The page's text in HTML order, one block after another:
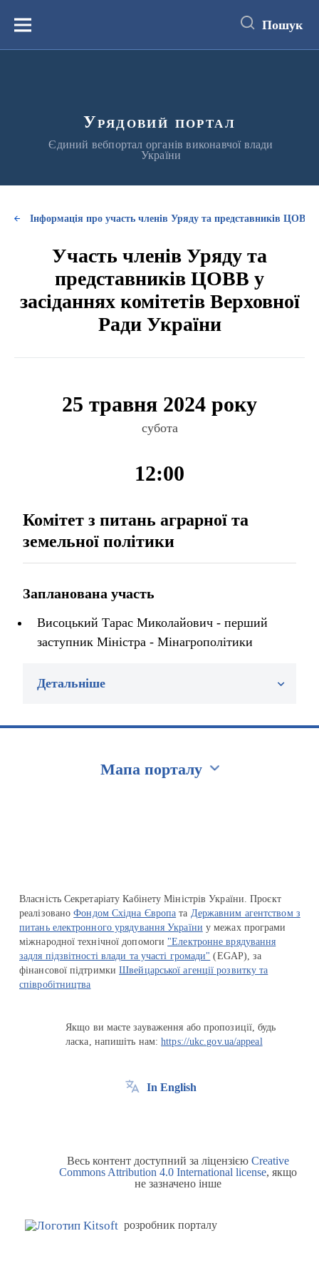
вмістуМеню Пошук
Урядовий портал
Єдиний вебпортал органів виконавчої влади
України
Інформація про участь членів Уряду та представників ЦОВВ
Участь членів Уряду та
представників ЦОВВ у
засіданнях комітетів Верховної
Ради України
25 травня 2024 року
субота
12:00
Комітет з питань аграрної та
земельної політики
Запланована участь
Висоцький Тарас Миколайович - перший
заступник Міністра - Мінагрополітики
Детальніше
Мапа порталу
Власність Секретаріату Кабінету Міністрів України. Проєкт
реалізованоФондом Східна Європа та Державним агентством з
питань електронного урядування України у межах програми
міжнародної технічної допомоги "Електронне врядування
задля підзвітності влади та участі громади" (EGAP), за
фінансової підтримкиШвейцарської агенції розвитку та
співробітництва
Якщо ви маєте зауваження або пропозиції, будь
ласка, напишіть нам:https://ukc.gov.ua/appeal
In English
Весь контент доступний за ліцензією Creative
Commons Attribution 4.0 International license, якщо
не зазначено інше
розробник порталу